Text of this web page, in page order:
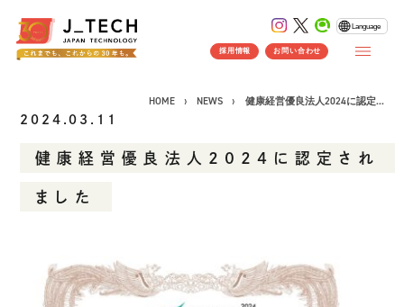
コンセプト
事業紹介製品ソリューション
J's Works ERP
Language
採用情報 お問い合わせ
HOME NEWS 健康経営優良法人2024に認定...
2024.03.11
健康経営優良法人2024に認定され
ました